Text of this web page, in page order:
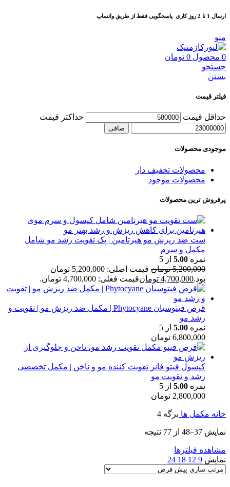
ارسال 1 تا 2 روز کاری پاسخگویی فقط از طریق واتساپ
منو
0 محصول 0 تومان
جستجو
بستن
فیلتر قیمت
حداقل قیمت حداكثر قيمت
صافی
موجودی محصولات
محصولات تخفیف دار
محصولات موجود
پرفروش ترین محصولات
ست ضد ریزش مو هیرتامین | پک تقویت رشد مو شامل
مکمل و سرم
نمره 5.00 از 5
5,200,000 تومان
قیمت اصلی: 5,200,000 تومان
بود.4,700,000 تومانقیمت فعلی: 4,700,000 تومان.
قرص فیتوسیان Phytocyane | مکمل ضد ریزش مو | تقویت و
رشد مو
نمره 5.00 از 5
6,800,000 تومان
کپسول فیتو فانر تقویت کننده مو و ناخن | مکمل تخصصی
رشد و تقویت مو
نمره 5.00 از 5
2,800,000 تومان
خانه مكمل ها برگه 4
نمایش 37–48 از 77 نتیجه
مشاهده فیلترها
نمایش 9
12
18
24